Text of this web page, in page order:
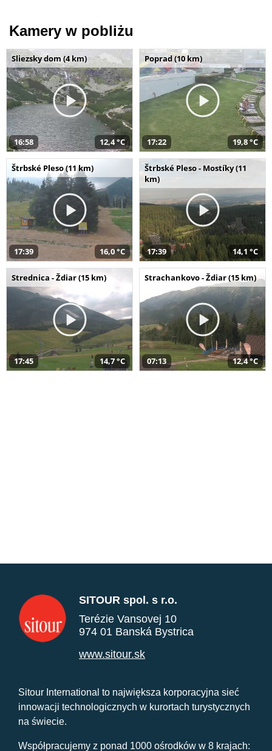
Kamery w pobliżu
Sliezsky dom (4 km)
16:58 12,4 °C
Poprad (10 km)
17:22 19,8 °C
Štrbské Pleso (11 km)
17:39 16,0 °C
Štrbské Pleso - Mostíky (11
km)
17:39 14,1 °C
Strednica - Ždiar (15 km)
17:45 14,7 °C
Strachankovo - Ždiar (15 km)
07:13 12,4 °C
SITOUR spol. s r.o.
Terézie Vansovej 10
974 01 Banská Bystrica
www.sitour.sk
Sitour International to największa korporacyjna sieć
innowacji technologicznych w kurortach turystycznych
na świecie.
Współpracujemy z ponad 1000 ośrodków w 8 krajach: